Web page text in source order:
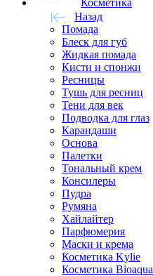
Косметика
Назад
Помада
Блеск для губ
Жидкая помада
Кисти и спонжи
Ресницы
Тушь для ресниц
Тени для век
Подводка для глаз
Карандаши
Основа
Палетки
Тональный крем
Консилеры
Пудра
Румяна
Хайлайтер
Парфюмерия
Маски и крема
Косметика Kylie
Косметика Bioaqua